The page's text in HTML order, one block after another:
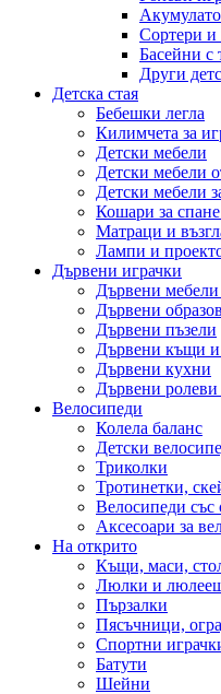
Сортери и
Басейни с
Други
Детска стая
Бебешки легла
Килимчета за
Детски мебели
Детски мебели
Детски мебели
Кошари за
Матраци и
Лампи и
Дървени играчки
Дървени
Дървени
Дървени пъзели
Дървени къщи и
Дървени кухни
Дървени ролеви
Велосипеди
Колела баланс
Детски
Триколки
Тротинетки,
Велосипеди със
Аксесоари за
На открито
Къщи, маси,
Люлки и
Пързалки
Пясъчници,
Спортни
Батути
Шейни